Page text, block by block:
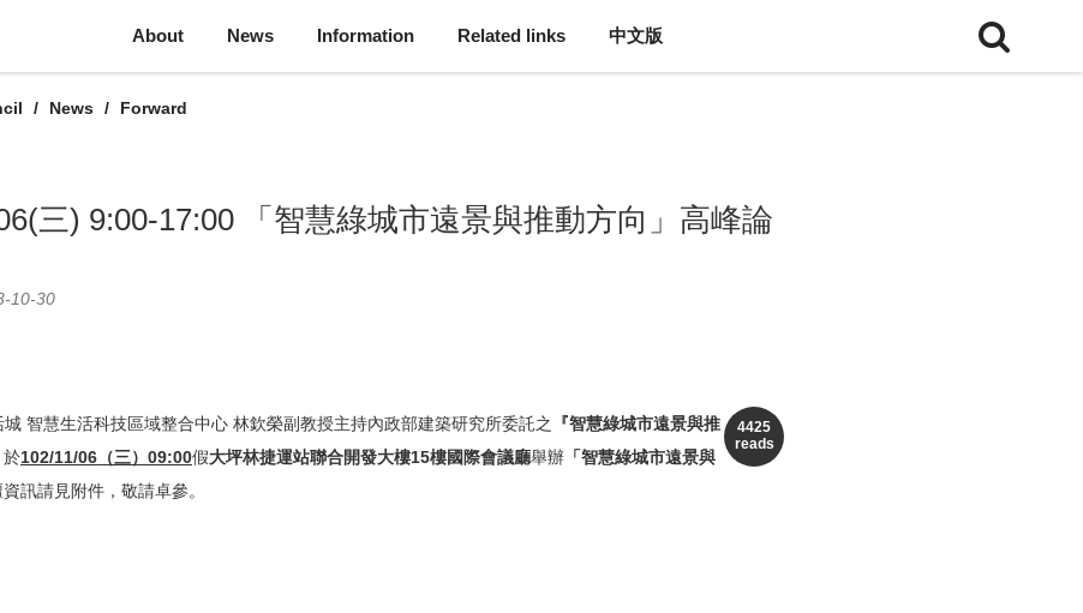
About News Information Related links 中文版
News Forward
三) 9:00-17:00 「智慧綠城市遠景與推動方向」高峰論
10-30
4425
reads
智慧生活科技區域整合中心 林欽榮副教授主持內政部建築研究所委託之 『智慧綠城市遠景與推
於102/11/06（三）09:00假大坪林捷運站聯合開發大樓15樓國 際會議廳舉辦 「智慧綠城市遠景與
訊請見附件，敬請卓參。